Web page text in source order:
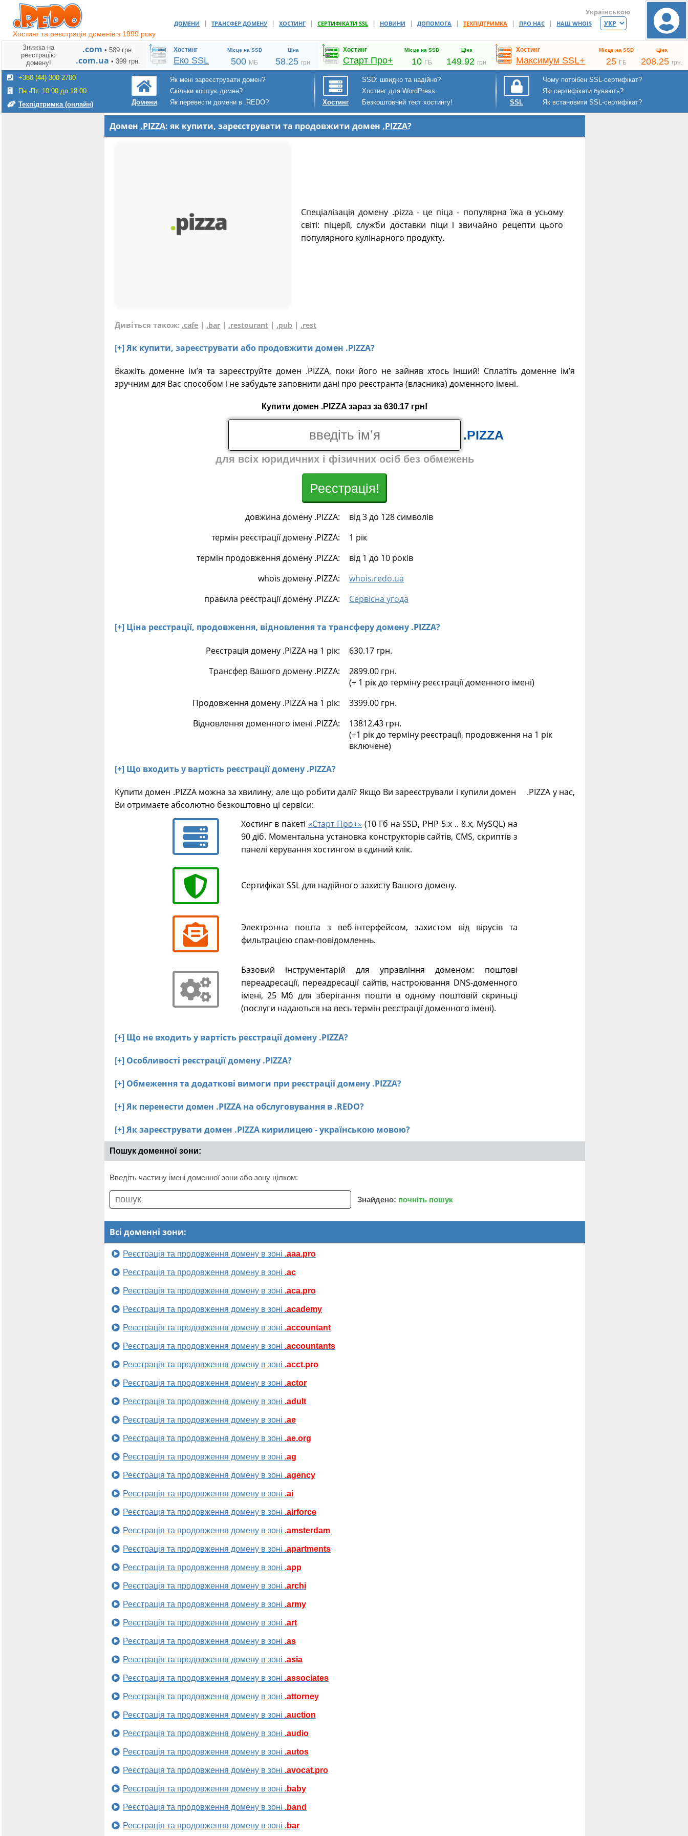
Хостинг та реєстрація доменів з 1999 року
ДОМЕНИ | ТРАНСФЕР ДОМЕНУ | ХОСТИНГ | СЕРТИФІКАТИ SSL | НОВИНИ | ДОПОМОГА | ТЕХПІДТРИМКА | ПРО НАС | НАШ WHOIS
Українською
Знижка на
реєстрацію
домену!
.com • 589 грн.
.com.ua • 399 грн.
Хостинг
Еко SSL
Місце на SSD Ціна
500 МБ 58.25 грн.
Хостинг
Старт Про+
Місце на SSD Ціна
10 ГБ 149.92 грн.
Хостинг
Максимум SSL+
Місце на SSD Ціна
25 ГБ 208.25 грн.
+380 (44) 300-2780
Пн.-Пт. 10:00 до 18:00
Техпідтримка (онлайн)
Домени
Як мені зареєструвати домен?
Скільки коштує домен?
Як перевести домени в .REDO?
Хостинг
SSD: швидко та надійно?
Хостинг для WordPress.
Безкоштовний тест хостингу!
SSL
Чому потрібен SSL-сертифікат?
Які сертифікати бувають?
Як встановити SSL-сертифікат?
Домен .PIZZA: як купити, зареєструвати та продовжити домен .PIZZA?
Спеціалізація домену .pizza - це піца - популярна їжа в усьому
світі: піцерії, служби доставки піци і звичайно рецепти цього
популярного кулінарного продукту.
Дивіться також: .cafe | .bar | .restourant | .pub | .rest
[+] Як купити, зареєструвати або продовжити домен .PIZZA?
Вкажіть доменне ім’я та зареєструйте домен .PIZZA, поки його не зайняв хтось інший! Сплатіть доменне ім’я
зручним для Вас способом і не забудьте заповнити дані про реєстранта (власника) доменного імені.
Купити домен .PIZZA зараз за 630.17 грн!
.PIZZA
для всіх юридичних і фізичних осіб без обмежень
Реєстрація!
довжина домену .PIZZA:
від 3 до 128 символів
термін реєстрації домену .PIZZA:
1 рік
термін продовження домену .PIZZA:
від 1 до 10 років
whois домену .PIZZA:
whois.redo.ua
правила реєстрації домену .PIZZA:
Сервісна угода
[+] Ціна реєстрації, продовження, відновлення та трансферу домену .PIZZA?
Реєстрація домену .PIZZA на 1 рік:
630.17 грн.
Трансфер Вашого домену .PIZZA:
2899.00 грн.
(+ 1 рік до терміну реєстрації доменного імені)
Продовження домену .PIZZA на 1 рік:
3399.00 грн.
Відновлення доменного імені .PIZZA:
13812.43 грн.
(+1 рік до терміну реєстрації, продовження на 1 рік
включене)
[+] Що входить у вартість реєстрації домену .PIZZA?
Купити домен .PIZZA можна за хвилину, але що робити далі? Якщо Ви зареєстрували і купили домен .PIZZA у нас,
Ви отримаєте абсолютно безкоштовно ці сервіси:
Хостинг в пакеті «Старт Про+» (10 Гб на SSD, PHP 5.х .. 8.х, MySQL) на
90 діб. Моментальна установка конструкторів сайтів, CMS, скриптів з
панелі керування хостингом в єдиний клік.
Сертифікат SSL для надійного захисту Вашого домену.
Электронна пошта з веб-інтерфейсом, захистом від вірусів та
фильтрацією спам-повідомленнь.
Базовий інструментарій для управління доменом: поштові
переадресації, переадресації сайтів, настроювання DNS-доменного
імені, 25 Мб для зберігання пошти в одному поштовій скриньці
(послуги надаються на весь термін реєстрації доменного імені).
[+] Що не входить у вартість реєстрації домену .PIZZA?
[+] Особливості реєстрації домену .PIZZA?
[+] Обмеження та додаткові вимоги при реєстрації домену .PIZZA?
[+] Як перенести домен .PIZZA на обслуговування в .REDO?
[+] Як зареєструвати домен .PIZZA кирилицею - українською мовою?
Пошук доменної зони:
Введіть частину імені доменної зони або зону цілком:
Знайдено: почніть пошук
Всі доменні зони:
Реєстрація та продовження домену в зоні .aaa.pro
Реєстрація та продовження домену в зоні .ac
Реєстрація та продовження домену в зоні .aca.pro
Реєстрація та продовження домену в зоні .academy
Реєстрація та продовження домену в зоні .accountant
Реєстрація та продовження домену в зоні .accountants
Реєстрація та продовження домену в зоні .acct.pro
Реєстрація та продовження домену в зоні .actor
Реєстрація та продовження домену в зоні .adult
Реєстрація та продовження домену в зоні .ae
Реєстрація та продовження домену в зоні .ae.org
Реєстрація та продовження домену в зоні .ag
Реєстрація та продовження домену в зоні .agency
Реєстрація та продовження домену в зоні .ai
Реєстрація та продовження домену в зоні .airforce
Реєстрація та продовження домену в зоні .amsterdam
Реєстрація та продовження домену в зоні .apartments
Реєстрація та продовження домену в зоні .app
Реєстрація та продовження домену в зоні .archi
Реєстрація та продовження домену в зоні .army
Реєстрація та продовження домену в зоні .art
Реєстрація та продовження домену в зоні .as
Реєстрація та продовження домену в зоні .asia
Реєстрація та продовження домену в зоні .associates
Реєстрація та продовження домену в зоні .attorney
Реєстрація та продовження домену в зоні .auction
Реєстрація та продовження домену в зоні .audio
Реєстрація та продовження домену в зоні .autos
Реєстрація та продовження домену в зоні .avocat.pro
Реєстрація та продовження домену в зоні .baby
Реєстрація та продовження домену в зоні .band
Реєстрація та продовження домену в зоні .bar